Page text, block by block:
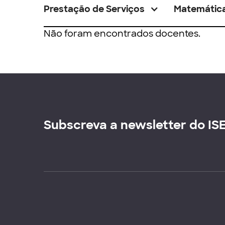
Prestação de Serviços
Não foram encontrados docentes.
Subscreva a newsletter do